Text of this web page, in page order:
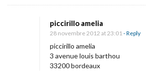
piccirillo amelia
28 novembre 2012 at 23:01 - Reply
piccirillo amelia
3 avenue louis barthou
33200 bordeaux